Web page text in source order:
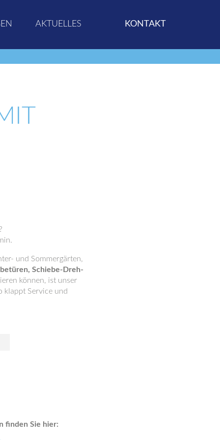
AKTUELLES KONTAKT
?
und Sommergärten,
Schiebe-Dreh-
können, ist unser
klappt Service und
finden Sie hier: